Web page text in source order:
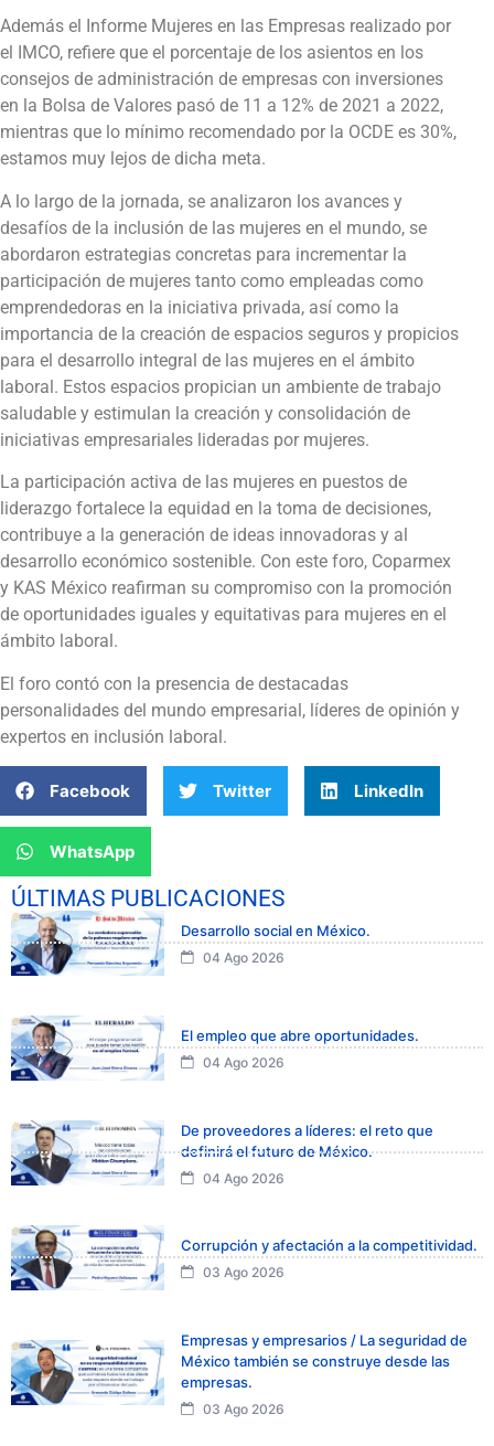
Además el Informe Mujeres en las Empresas realizado por
el IMCO, refiere que el porcentaje de los asientos en los
consejos de administración de empresas con inversiones
en la Bolsa de Valores pasó de 11 a 12% de 2021 a 2022,
mientras que lo mínimo recomendado por la OCDE es 30%,
estamos muy lejos de dicha meta.
A lo largo de la jornada, se analizaron los avances y
desafíos de la inclusión de las mujeres en el mundo, se
abordaron estrategias concretas para incrementar la
participación de mujeres tanto como empleadas como
emprendedoras en la iniciativa privada, así como la
importancia de la creación de espacios seguros y propicios
para el desarrollo integral de las mujeres en el ámbito
laboral. Estos espacios propician un ambiente de trabajo
saludable y estimulan la creación y consolidación de
iniciativas empresariales lideradas por mujeres.
La participación activa de las mujeres en puestos de
liderazgo fortalece la equidad en la toma de decisiones,
contribuye a la generación de ideas innovadoras y al
desarrollo económico sostenible. Con este foro, Coparmex
y KAS México reafirman su compromiso con la promoción
de oportunidades iguales y equitativas para mujeres en el
ámbito laboral.
El foro contó con la presencia de destacadas
personalidades del mundo empresarial, líderes de opinión y
expertos en inclusión laboral.
Facebook Twitter LinkedIn
WhatsApp
ÚLTIMAS PUBLICACIONES
Desarrollo social en México.
04 Ago 2026
El empleo que abre oportunidades.
04 Ago 2026
De proveedores a líderes: el reto que
definirá el futuro de México.
04 Ago 2026
Corrupción y afectación a la competitividad.
03 Ago 2026
Empresas y empresarios / La seguridad de
México también se construye desde las
empresas.
03 Ago 2026